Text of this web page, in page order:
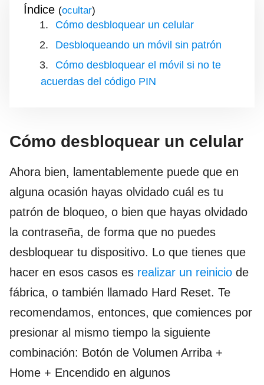
Índice ( )
Cómo desbloquear un celular
Desbloqueando un móvil sin patrón
Cómo desbloquear el móvil si no te
acuerdas del código PIN
Cómo desbloquear un celular
Ahora bien, lamentablemente puede que en
alguna ocasión hayas olvidado cuál es tu
patrón de bloqueo, o bien que hayas olvidado
la contraseña, de forma que no puedes
desbloquear tu dispositivo. Lo que tienes que
hacer en esos casos es realizar un reinicio de
fábrica, o también llamado Hard Reset. Te
recomendamos, entonces, que comiences por
presionar al mismo tiempo la siguiente
combinación: Botón de Volumen Arriba +
Home + Encendido en algunos